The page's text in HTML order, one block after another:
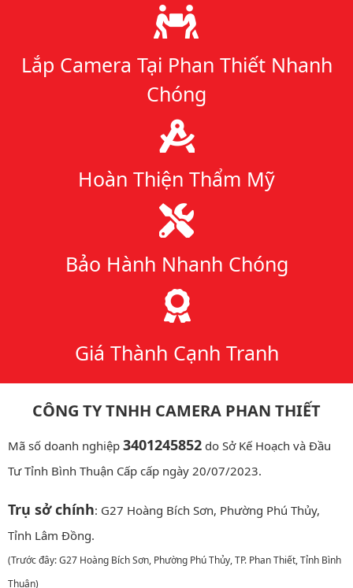
Lý do chọn chúng tôi
Lắp Camera Tại Phan Thiết Nhanh
Chóng
Hoàn Thiện Thẩm Mỹ
Bảo Hành Nhanh Chóng
Giá Thành Cạnh Tranh
CÔNG TY TNHH CAMERA PHAN THIẾT
Mã số doanh nghiệp 3401245852 do Sở Kế Hoạch và Đầu
Tư Tỉnh Bình Thuận Cấp cấp ngày 20/07/2023.
Trụ sở chính: G27 Hoàng Bích Sơn, Phường Phú Thủy,
Tỉnh Lâm Đồng.
(Trước đây: G27 Hoàng Bích Sơn, Phường Phú Thủy, TP. Phan Thiết, Tỉnh Bình
Thuận)